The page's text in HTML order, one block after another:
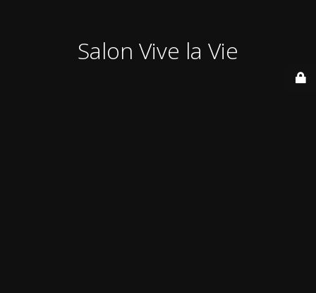
Salon Vive la Vie